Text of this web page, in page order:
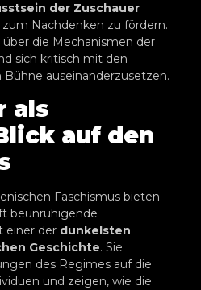
der Zuschauer
zum Nachdenken zu fördern.
über die Mechanismen der
sich kritisch mit den
auseinanderzusetzen.
als
auf den
Faschismus bieten
beunruhigende
einer der dunkelsten
Geschichte. Sie
des Regimes auf die
und zeigen, wie die